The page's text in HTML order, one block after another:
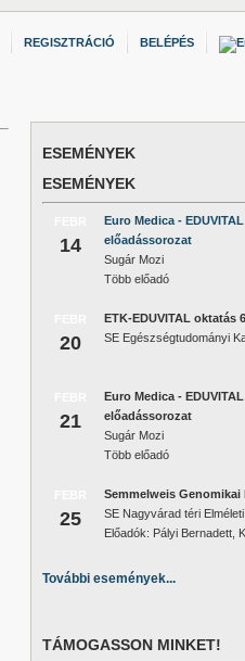
BELÉPÉS
REGISZTRÁCIÓ
ESEMÉNYEK
ESEMÉNYEK
14
Euro Medica - EDUVITAL
előadássorozat
Sugár Mozi
Több előadó
20
ETK-EDUVITAL oktatás
SE Egészségtudományi
21
Euro Medica - EDUVITAL
előadássorozat
Sugár Mozi
Több előadó
25
Semmelweis Genomikai
SE Nagyvárad téri
Előadók: Pályi Bernadett,
További események...
TÁMOGASSON MINKET!